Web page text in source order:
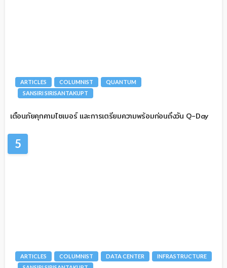
ARTICLES COLUMNIST
QUANTUM
SANSIRI SIRISANTAKUPT
เตือนภัยคุกคามไซเบอร์ และการเตรียมความพร้อมก่อนถึงวัน Q-Day
5
ARTICLES COLUMNIST DATA CENTER
INFRASTRUCTURE